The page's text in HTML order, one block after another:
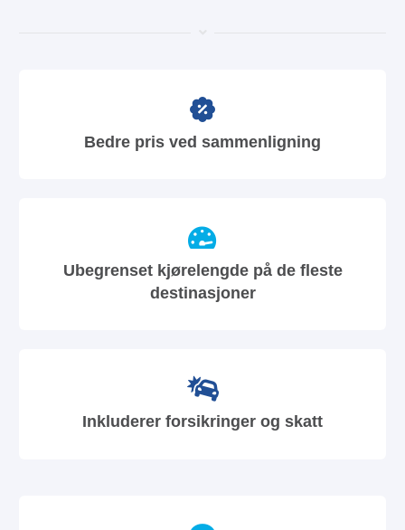
Bedre pris ved sammenligning
Ubegrenset kjørelengde på de fleste
destinasjoner
Inkluderer forsikringer og skatt